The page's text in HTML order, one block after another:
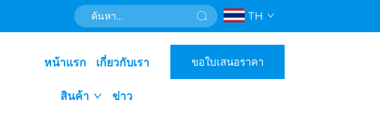
TH
หน้าแรก เกี่ยวกับเรา
สินค้า ข่าว
ขอใบเสนอราคา